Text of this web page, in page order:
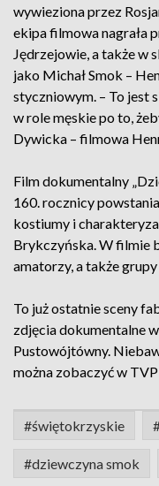
wywieziona przez
ekipa filmowa nagrała
Jędrzejowie, a także w
jako Michał Smok –
styczniowym. – To jest
w role męskie po to,
Dywicka – filmowa
Film dokumentalny
160. rocznicy
kostiumy i
Brykczyńska. W filmie
amatorzy, a także
To już ostatnie sceny
zdjęcia dokumentalne
Pustowójtówny.
można zobaczyć w
#świętokrzyskie
#dziewczyna smok